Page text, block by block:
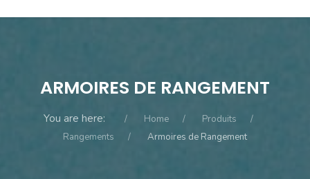
ARMOIRES DE RANGEMENT
You are here: Home
Produits
Rangements
Armoires de Rangement